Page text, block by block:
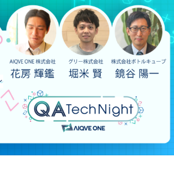
ツール